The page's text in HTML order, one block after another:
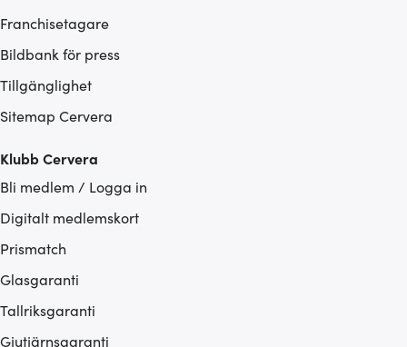
Franchisetagare
Bildbank för press
Tillgänglighet
Sitemap Cervera
Klubb Cervera
Bli medlem / Logga in
Digitalt medlemskort
Prismatch
Glasgaranti
Tallriksgaranti
Gjutjärnsgaranti